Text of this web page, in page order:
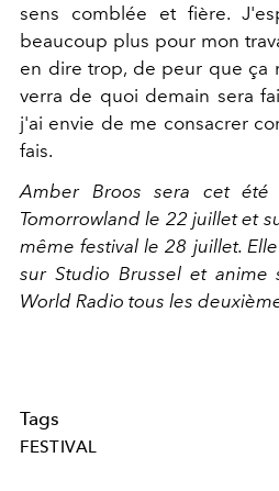
sens comblée et fière.
beaucoup plus pour mon
en dire trop, de peur que ça
verra de quoi demain sera
j'ai envie de me consacrer
fais.
Amber Broos sera cet
Tomorrowland le 22 juillet et
même festival le 28 juillet.
sur Studio Brussel et anime
World Radio tous les
Tags
FESTIVAL